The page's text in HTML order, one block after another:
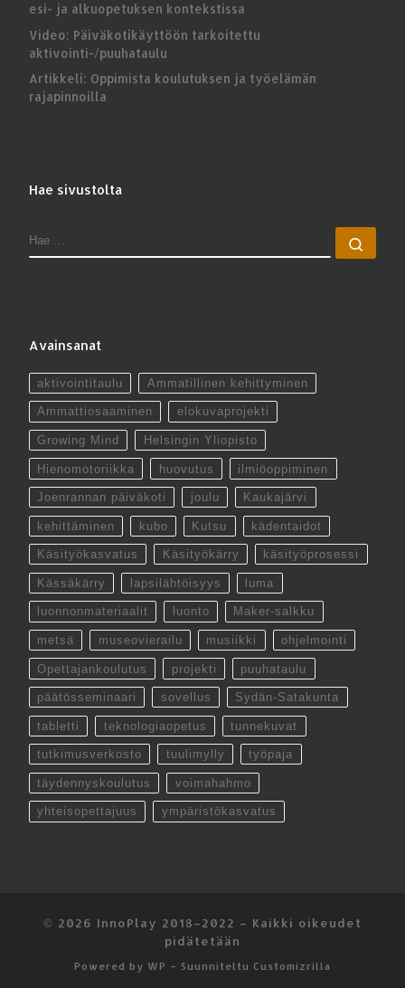
esi- ja alkuopetuksen kontekstissa
Video: Päiväkotikäyttöön tarkoitettu
aktivointi-/puuhataulu
Artikkeli: Oppimista koulutuksen ja työelämän
rajapinnoilla
Hae sivustolta
HAE
Avainsanat
aktivointitaulu Ammatillinen kehittyminen
Ammattiosaaminen elokuvaprojekti
Growing Mind Helsingin Yliopisto
Hienomotoriikka huovutus ilmiöoppiminen
Joenrannan päiväkoti joulu Kaukajärvi
kehittäminen kubo Kutsu kädentaidot
Käsityökasvatus Käsityökärry käsityöprosessi
Kässäkärry lapsilähtöisyys luma
luonnonmateriaalit luonto Maker-salkku
metsä museovierailu musiikki ohjelmointi
Opettajankoulutus projekti puuhataulu
päätösseminaari sovellus Sydän-Satakunta
tabletti teknologiaopetus tunnekuvat
tutkimusverkosto tuulimylly työpaja
täydennyskoulutus voimahahmo
yhteisopettajuus ympäristökasvatus
© 2026 InnoPlay 2018–2022 – Kaikki oikeudet
pidätetään
Powered by WP – Suunniteltu Customizrilla